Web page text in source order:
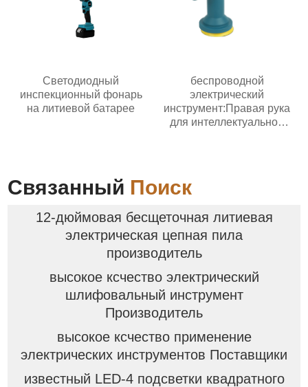
Светодиодный
инспекционный фонарь
на литиевой батарее
беспроводной
электрический
инструмент:Правая рука
для интеллектуальной
Связанный Поиск
12-дюймовая бесщеточная литиевая
электрическая цепная пила
производитель
высокое ксчество электрический
шлифовальный инструмент
Производитель
высокое ксчество применение
электрических инструментов Поставщики
известный LED-4 подсветки квадратного